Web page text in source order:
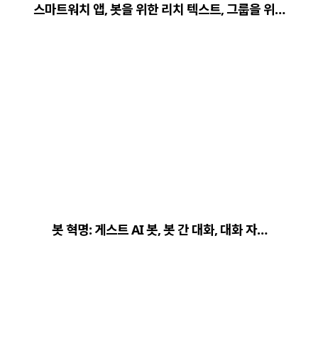
스마트워치 앱, 봇을 위한 리치 텍스트, 그룹을 위…
봇 혁명: 게스트 AI 봇, 봇 간 대화, 대화 자…